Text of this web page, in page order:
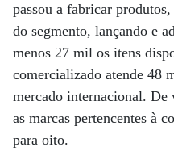
passou a fabricar
do segmento, lançando e
menos 27 mil os itens
comercializado atende 48
mercado internacional. De
as marcas pertencentes à
para oito.